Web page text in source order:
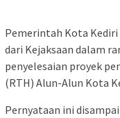
Pemerintah Kota
dari Kejaksaan dalam
penyelesaian proyek
(RTH) Alun-Alun Kota
Pernyataan ini